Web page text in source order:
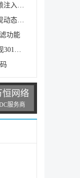
ASP.NET Core 过滤器中使用依赖注入知识点总结
asp.net Menu控件+SQLServer实现动态多级菜单
功能
Windows虚拟主机与VPS如何实现301重定向(asp.net)
恒网络
服务商